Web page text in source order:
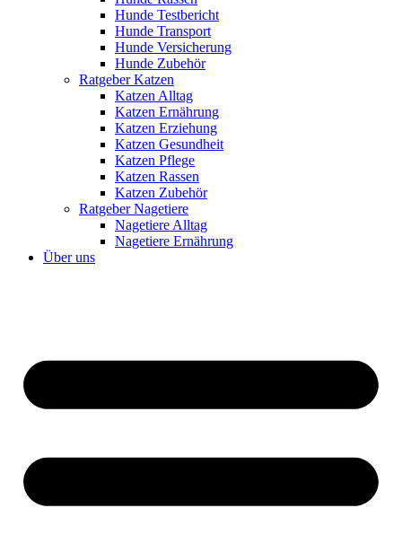
Hunde Testbericht
Hunde Transport
Hunde Versicherung
Hunde Zubehör
Ratgeber Katzen
Katzen Alltag
Katzen Ernährung
Katzen Erziehung
Katzen Gesundheit
Katzen Pflege
Katzen Rassen
Katzen Zubehör
Ratgeber Nagetiere
Nagetiere Alltag
Nagetiere Ernährung
Über uns